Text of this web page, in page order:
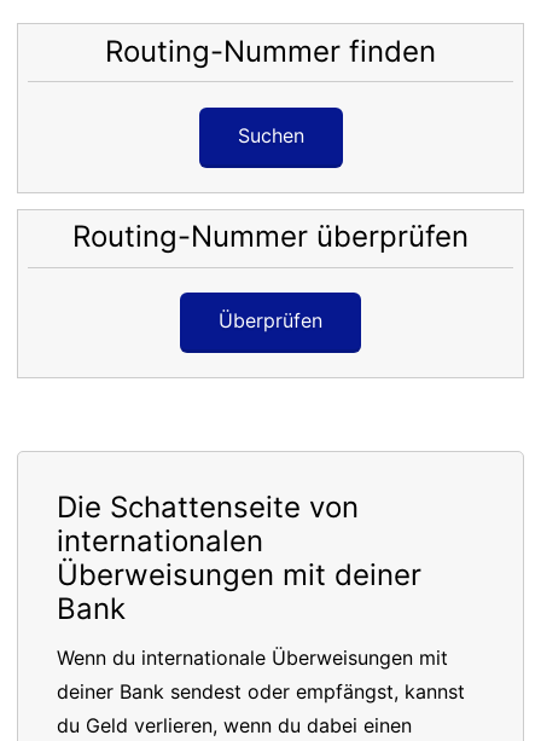
Routing-Nummer finden
Suchen
Routing-Nummer überprüfen
Überprüfen
Die Schattenseite von
internationalen
Überweisungen mit deiner
Bank
Wenn du internationale Überweisungen mit
deiner Bank sendest oder empfängst, kannst
du Geld verlieren, wenn du dabei einen